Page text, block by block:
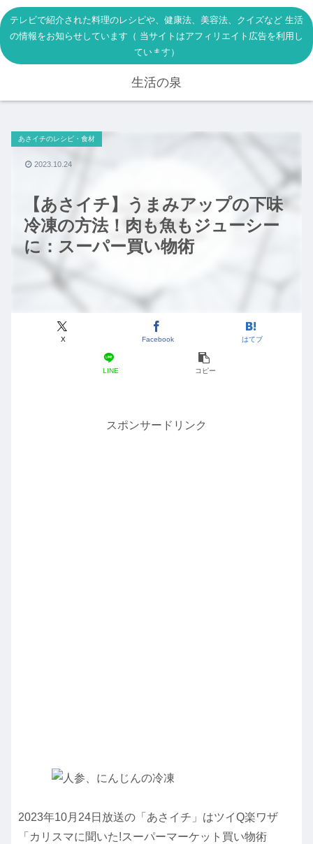
テレビで紹介された料理のレシピや、健康法、美容法、クイズなど 生活
の情報をお知らせしています（ 当サイトはアフィリエイト広告を利用し
ています）
生活の泉
【あさイチ】うまみアップの下味
冷凍の方法！肉も魚もジューシー
に：スーパー買い物術
あさイチのレシピ・食材
X Facebook はてブ
LINE コピー
2023.10.24
スポンサードリンク
2023年10月24日放送の「あさイチ」はツイQ楽ワザ
「カリスマに聞いた!スーパーマーケット買い物術